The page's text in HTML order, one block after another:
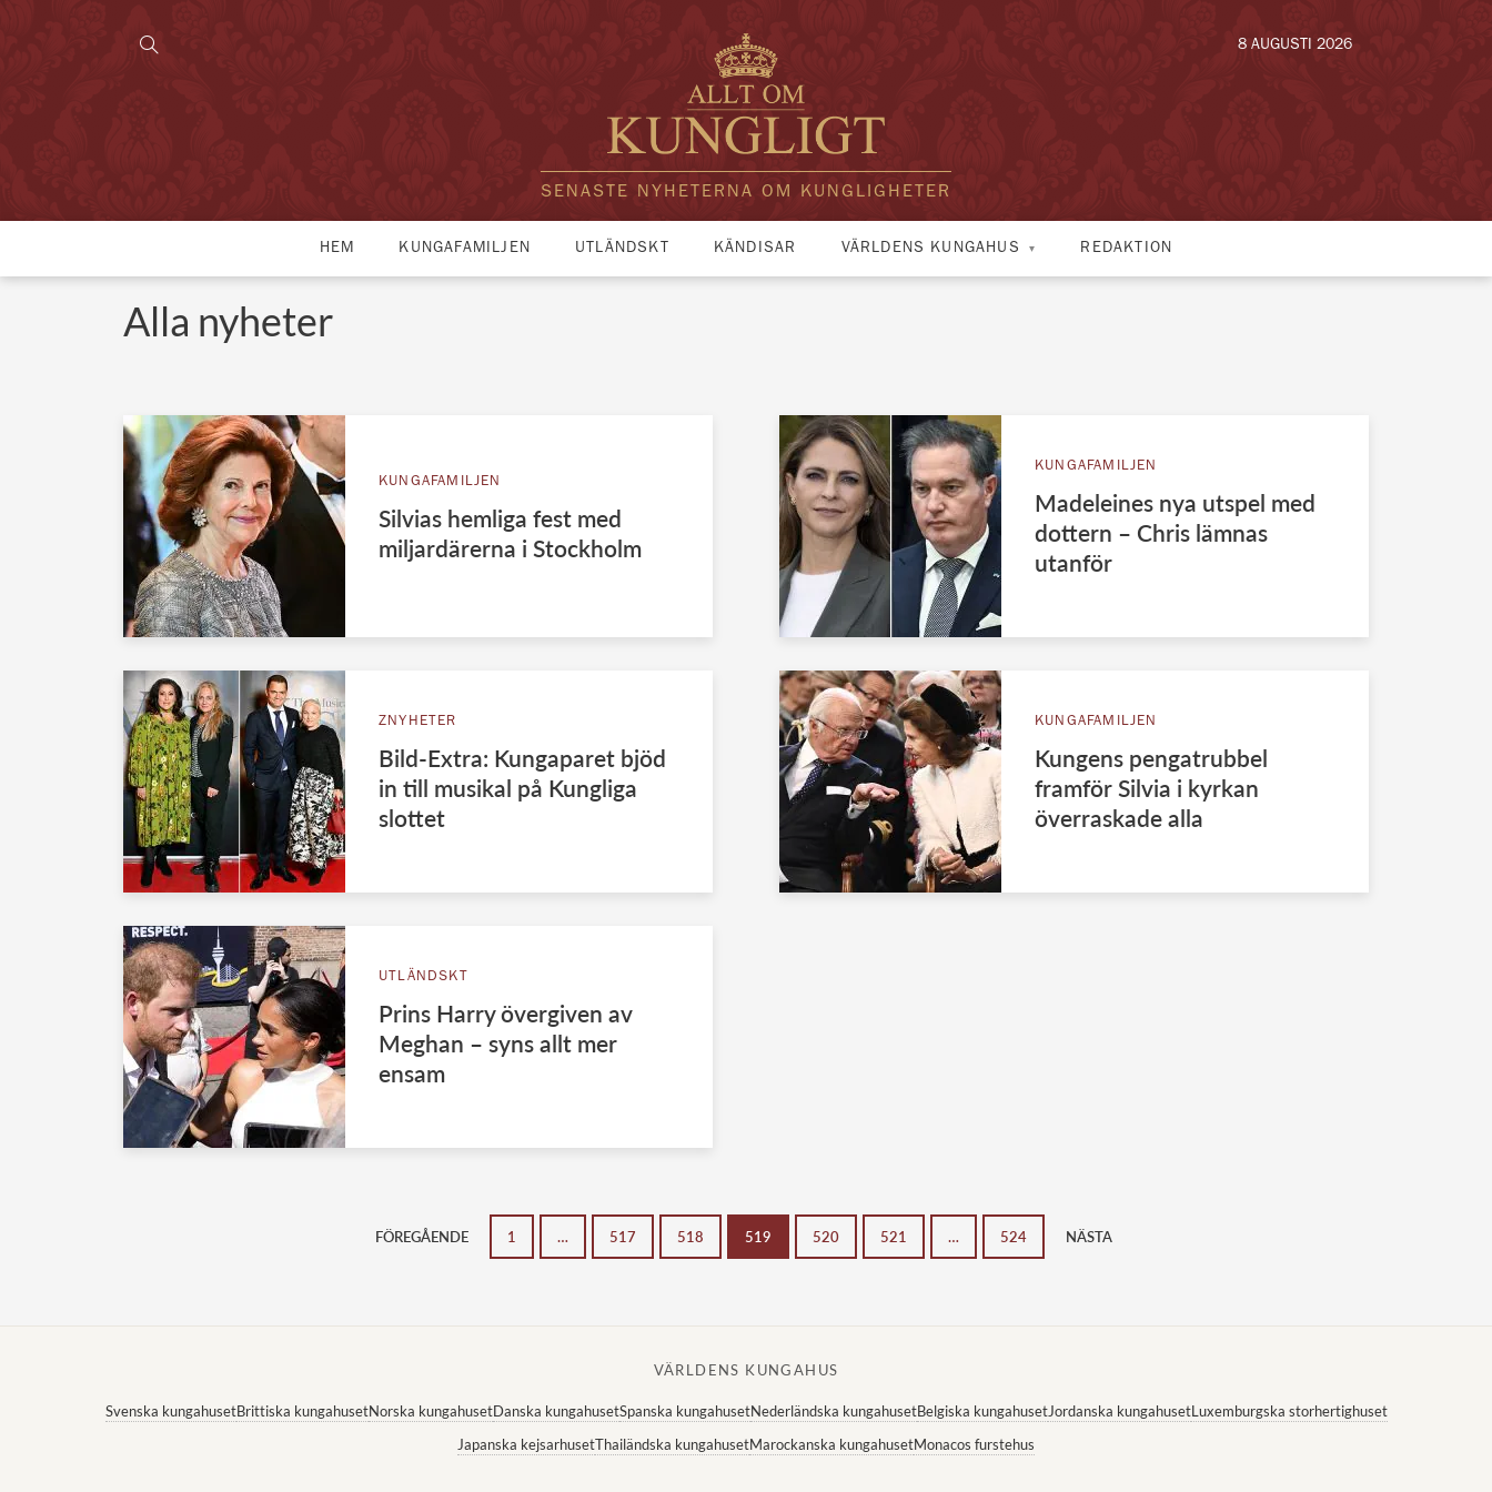
SENASTE NYHETERNA OM KUNGLIGHETER
8 AUGUSTI 2026
HEM KUNGAFAMILJEN UTLÄNDSKT KÄNDISAR VÄRLDENS KUNGAHUS REDAKTION
Alla nyheter
KUNGAFAMILJEN
Silvias hemliga fest med
miljardärerna i Stockholm
KUNGAFAMILJEN
Madeleines nya utspel med
dottern – Chris lämnas
utanför
ZNYHETER
Bild-Extra: Kungaparet bjöd
in till musikal på Kungliga
slottet
KUNGAFAMILJEN
Kungens pengatrubbel
framför Silvia i kyrkan
överraskade alla
UTLÄNDSKT
Prins Harry övergiven av
Meghan – syns allt mer
ensam
FÖREGÅENDE 1 … 517 518 519 520 521 … 524 NÄSTA
VÄRLDENS KUNGAHUS
Svenska kungahusetBrittiska kungahusetNorska kungahusetDanska kungahusetSpanska kungahusetNederländska kungahusetBelgiska kungahusetJordanska kungahusetLuxemburgska storhertighuset
Japanska kejsarhusetThailändska kungahusetMarockanska kungahusetMonacos furstehus